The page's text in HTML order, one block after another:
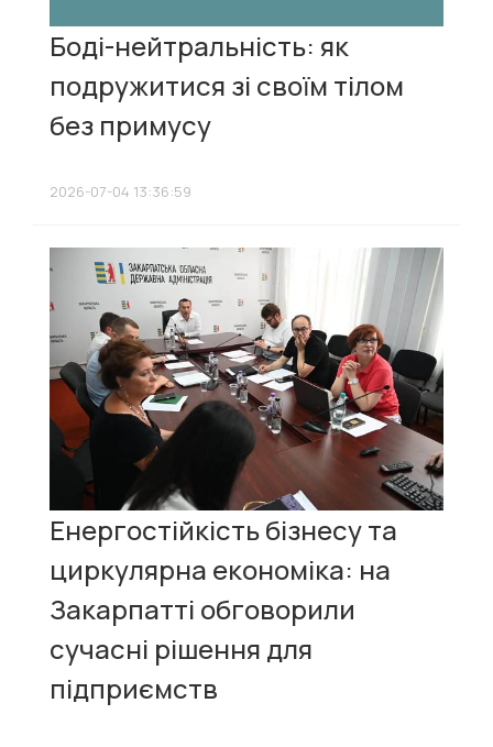
Боді-нейтральність: як
подружитися зі своїм тілом
без примусу
2026-07-04 13:36:59
Енергостійкість бізнесу та
циркулярна економіка: на
Закарпатті обговорили
сучасні рішення для
підприємств